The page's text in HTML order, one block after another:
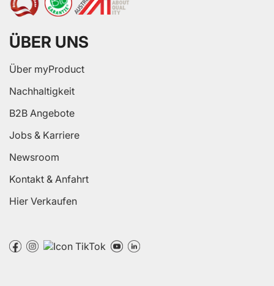
ÜBER UNS
Über myProduct
Nachhaltigkeit
B2B Angebote
Jobs & Karriere
Newsroom
Kontakt & Anfahrt
Hier Verkaufen